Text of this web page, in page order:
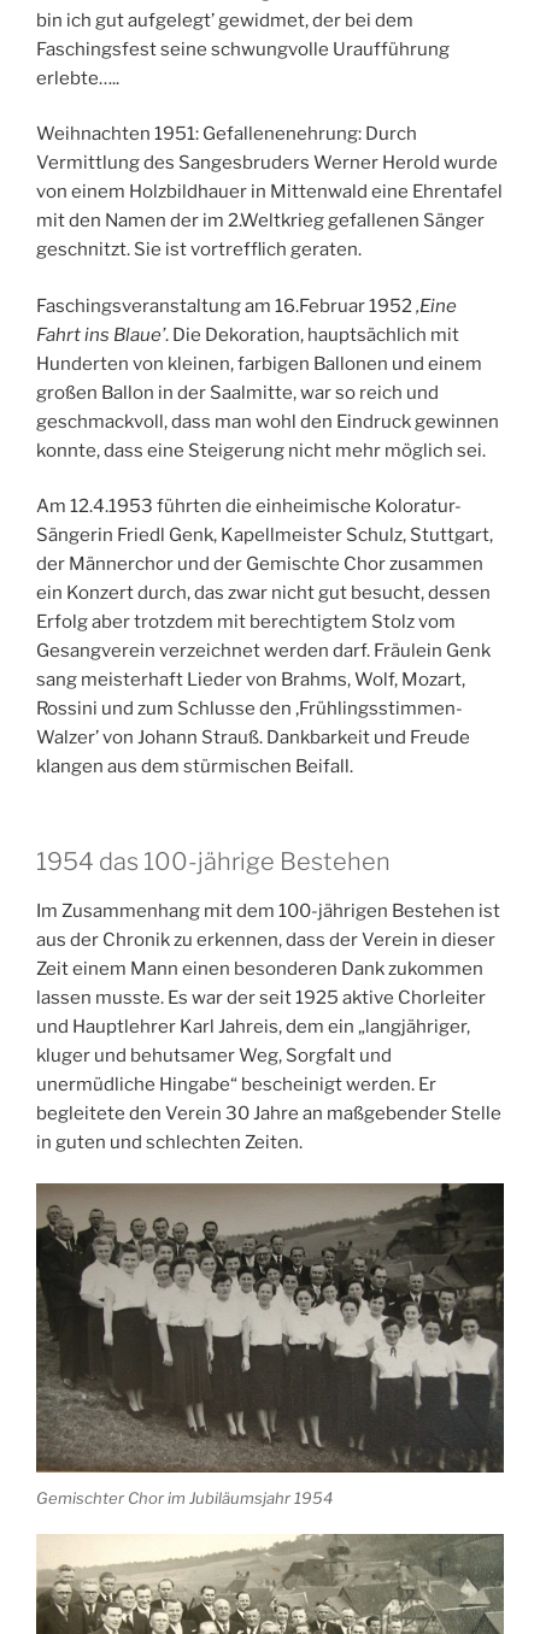
bin ich gut aufgelegt’ gewidmet, der bei dem
Faschingsfest seine schwungvolle Uraufführung
erlebte…..
Weihnachten 1951: Gefallenenehrung: Durch
Vermittlung des Sangesbruders Werner Herold wurde
von einem Holzbildhauer in Mittenwald eine Ehrentafel
mit den Namen der im 2.Weltkrieg gefallenen Sänger
geschnitzt. Sie ist vortrefflich geraten.
Faschingsveranstaltung am 16.Februar 1952‚Eine
Fahrt ins Blaue’. Die Dekoration, hauptsächlich mit
Hunderten von kleinen, farbigen Ballonen und einem
großen Ballon in der Saalmitte, war so reich und
geschmackvoll, dass man wohl den Eindruck gewinnen
konnte, dass eine Steigerung nicht mehr möglich sei.
Am 12.4.1953 führten die einheimische Koloratur-
Sängerin Friedl Genk, Kapellmeister Schulz, Stuttgart,
der Männerchor und der Gemischte Chor zusammen
ein Konzert durch, das zwar nicht gut besucht, dessen
Erfolg aber trotzdem mit berechtigtem Stolz vom
Gesangverein verzeichnet werden darf. Fräulein Genk
sang meisterhaft Lieder von Brahms, Wolf, Mozart,
Rossini und zum Schlusse den ‚Frühlingsstimmen-
Walzer’ von Johann Strauß. Dankbarkeit und Freude
klangen aus dem stürmischen Beifall.
1954 das 100-jährige Bestehen
Im Zusammenhang mit dem 100-jährigen Bestehen ist
aus der Chronik zu erkennen, dass der Verein in dieser
Zeit einem Mann einen besonderen Dank zukommen
lassen musste. Es war der seit 1925 aktive Chorleiter
und Hauptlehrer Karl Jahreis, dem ein „langjähriger,
kluger und behutsamer Weg, Sorgfalt und
unermüdliche Hingabe“ bescheinigt werden. Er
begleitete den Verein 30 Jahre an maßgebender Stelle
in guten und schlechten Zeiten.
Gemischter Chor im Jubiläumsjahr 1954